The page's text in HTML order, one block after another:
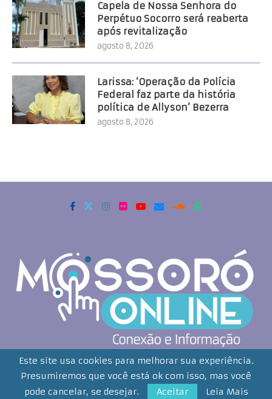
Capela de Nossa Senhora do
Perpétuo Socorro será reaberta
após revitalização
agosto 8, 2026
Larissa: ‘Operação da Polícia
Federal faz parte da história
política de Allyson’ Bezerra
agosto 8, 2026
Copyrigth 2021 - Todos os direitos reservados. Mossoró Online
Desenvolvido por:
Smartweb Comunição Integrada Ltda
Este site usa cookies para melhorar sua experiência.
Presumiremos que você está ok com isso, mas você
pode cancelar, se desejar.
Aceitar Leia Mais